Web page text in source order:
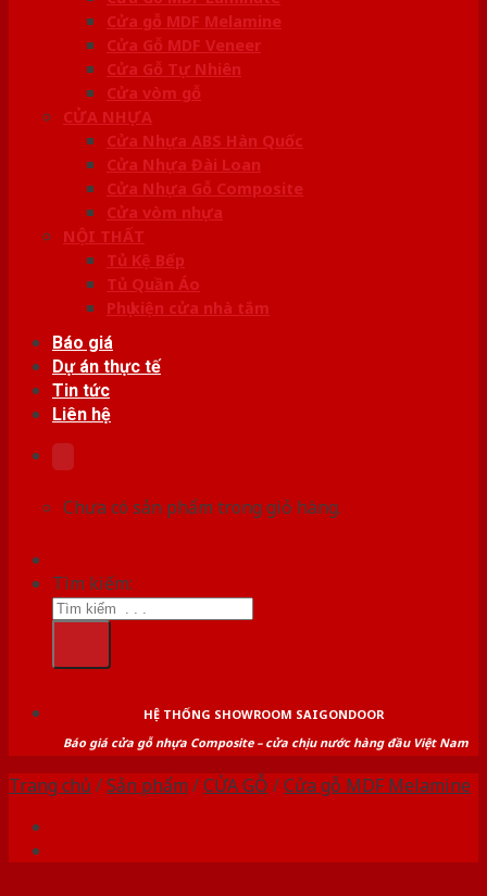
Cửa gỗ MDF Melamine
Cửa Gỗ MDF Veneer
Cửa Gỗ Tự Nhiên
Cửa vòm gỗ
CỬA NHỰA
Cửa Nhựa ABS Hàn Quốc
Cửa Nhựa Đài Loan
Cửa Nhựa Gỗ Composite
Cửa vòm nhựa
NỘI THẤT
Tủ Kệ Bếp
Tủ Quần Áo
Phụ kiện cửa nhà tắm
Báo giá
Dự án thực tế
Tin tức
Liên hệ
Chưa có sản phẩm trong giỏ hàng.
Tìm kiếm:
HỆ THỐNG SHOWROOM SAIGONDOOR
Báo giá cửa gỗ nhựa Composite – cửa chịu nước hàng đầu Việt Nam
Trang chủ /Sản phẩm /CỬA GỖ /Cửa gỗ MDF Melamine